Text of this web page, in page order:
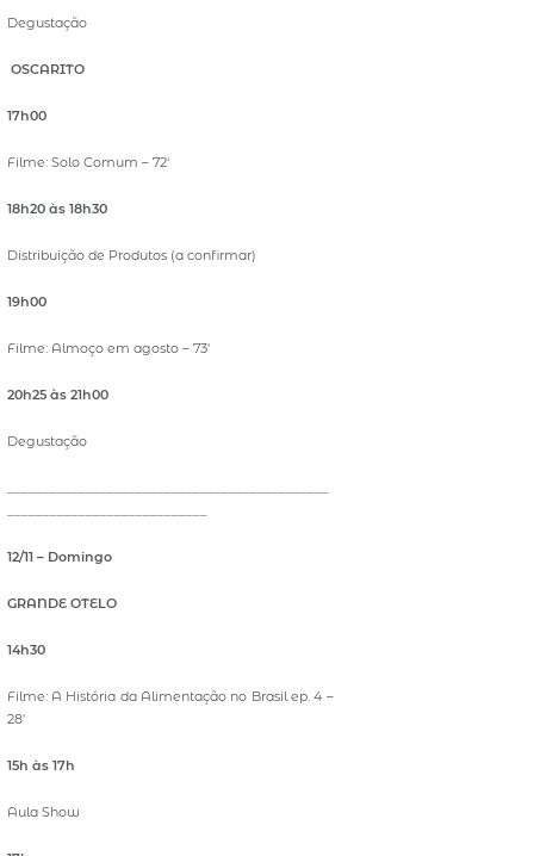
Degustação
OSCARITO
17h00
Filme: Solo Comum – 72′
18h20 às 18h30
Distribuição de Produtos (a confirmar)
19h00
Filme: Almoço em agosto – 73′
20h25 às 21h00
Degustação
12/11 – Domingo
GRANDE OTELO
14h30
Filme: A História da Alimentação no Brasil ep. 4 –
28′
15h às 17h
Aula Show